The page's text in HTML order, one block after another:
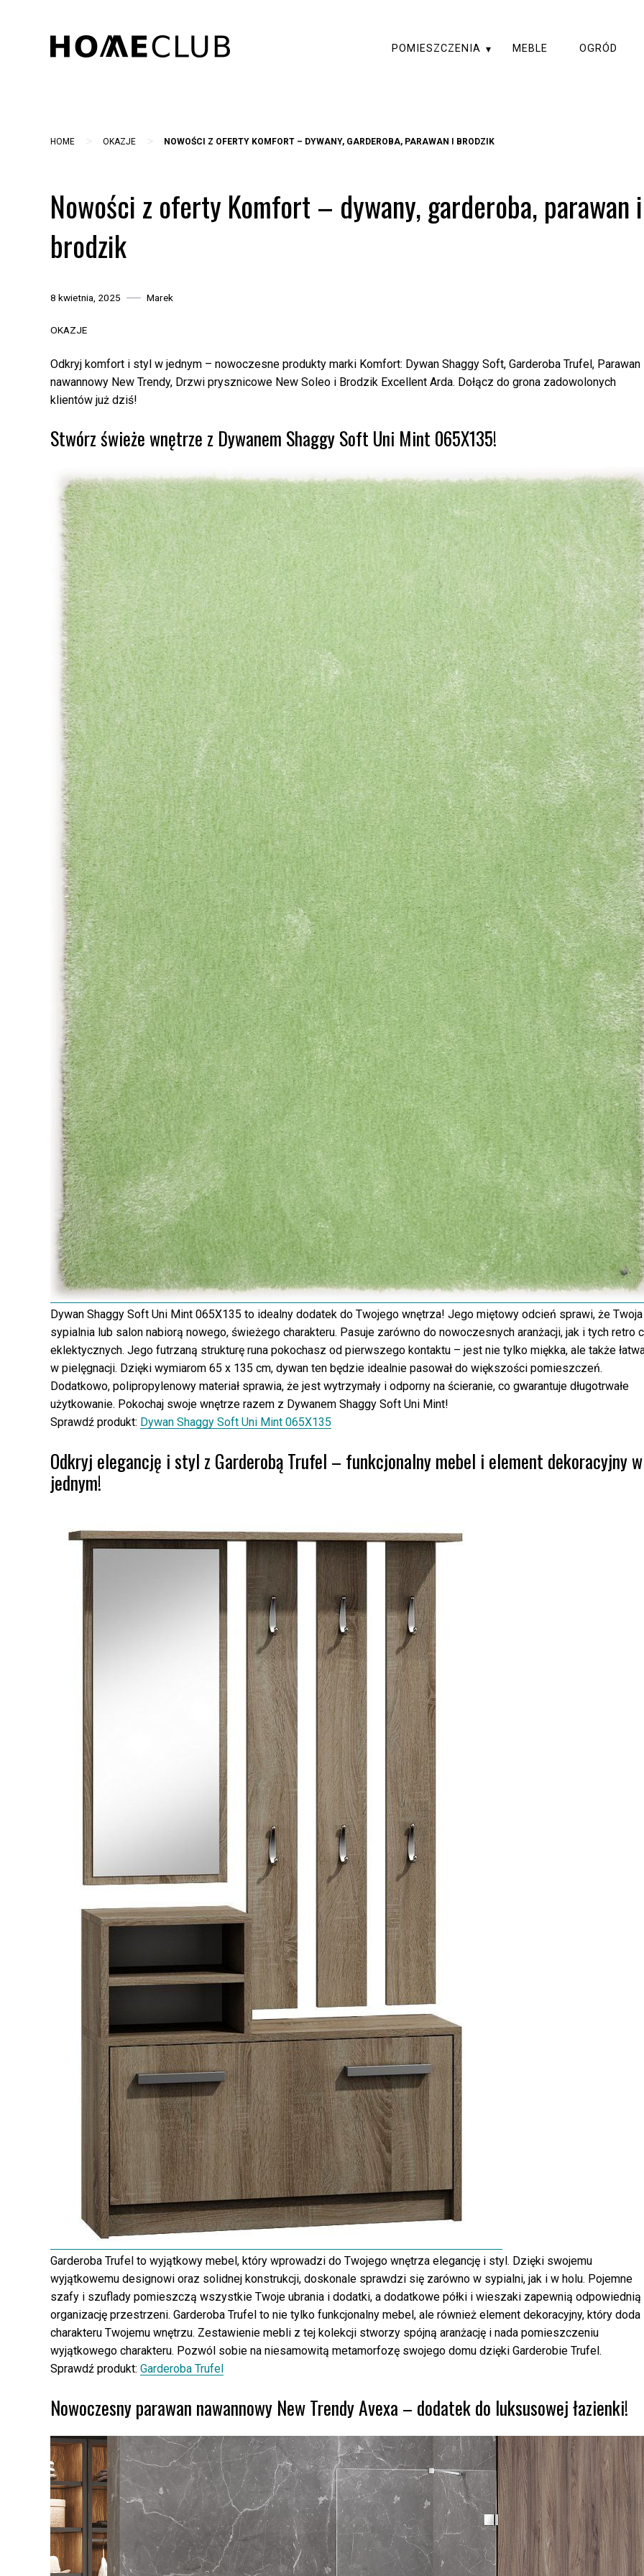
POMIESZCZENIA MEBLE OGRÓD
HOME > OKAZJE > NOWOŚCI Z OFERTY KOMFORT – DYWANY, GARDEROBA, PARAWAN I BRODZIK
Nowości z oferty Komfort – dywany, garderoba, parawan i
brodzik
8 kwietnia, 2025 Marek
OKAZJE
Odkryj komfort i styl w jednym – nowoczesne produkty marki Komfort: Dywan Shaggy Soft, Garderoba Trufel, Parawan
nawannowy New Trendy, Drzwi prysznicowe New Soleo i Brodzik Excellent Arda. Dołącz do grona zadowolonych
klientów już dziś!
Stwórz świeże wnętrze z Dywanem Shaggy Soft Uni Mint 065X135!
Dywan Shaggy Soft Uni Mint 065X135 to idealny dodatek do Twojego wnętrza! Jego miętowy odcień sprawi, że Twoja
sypialnia lub salon nabiorą nowego, świeżego charakteru. Pasuje zarówno do nowoczesnych aranżacji, jak i tych retro
eklektycznych. Jego futrzaną strukturę runa pokochasz od pierwszego kontaktu – jest nie tylko miękka, ale także
w pielęgnacji. Dzięki wymiarom 65 x 135 cm, dywan ten będzie idealnie pasował do większości pomieszczeń.
Dodatkowo, polipropylenowy materiał sprawia, że jest wytrzymały i odporny na ścieranie, co gwarantuje długotrwałe
użytkowanie. Pokochaj swoje wnętrze razem z Dywanem Shaggy Soft Uni Mint!
Sprawdź produkt: Dywan Shaggy Soft Uni Mint 065X135
Odkryj elegancję i styl z Garderobą Trufel – funkcjonalny mebel i element dekoracyjny w
jednym!
Garderoba Trufel to wyjątkowy mebel, który wprowadzi do Twojego wnętrza elegancję i styl. Dzięki swojemu
wyjątkowemu designowi oraz solidnej konstrukcji, doskonale sprawdzi się zarówno w sypialni, jak i w holu. Pojemne
szafy i szuflady pomieszczą wszystkie Twoje ubrania i dodatki, a dodatkowe półki i wieszaki zapewnią odpowiednią
organizację przestrzeni. Garderoba Trufel to nie tylko funkcjonalny mebel, ale również element dekoracyjny, który doda
charakteru Twojemu wnętrzu. Zestawienie mebli z tej kolekcji stworzy spójną aranżację i nada pomieszczeniu
wyjątkowego charakteru. Pozwól sobie na niesamowitą metamorfozę swojego domu dzięki Garderobie Trufel.
Sprawdź produkt: Garderoba Trufel
Nowoczesny parawan nawannowy New Trendy Avexa – dodatek do luksusowej łazienki!